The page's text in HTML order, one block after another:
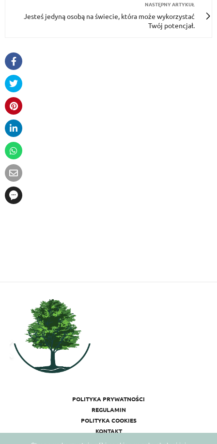
NASTĘPNY ARTYKUŁ
Jesteś jedyną osobą na świecie, która może wykorzystać
Twój potencjał.
POLITYKA PRYWATNOŚCI
REGULAMIN
POLITYKA COOKIES
KONTAKT